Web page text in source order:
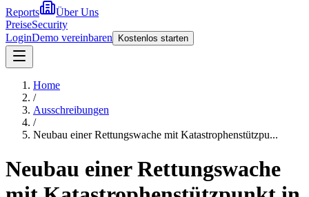
Reports
Über Uns
PreiseSecurity
LoginDemo vereinbaren Kostenlos starten
Home
/
Ausschreibungen
/
Neubau einer Rettungswache mit Katastrophenstützpu...
Neubau einer Rettungswache